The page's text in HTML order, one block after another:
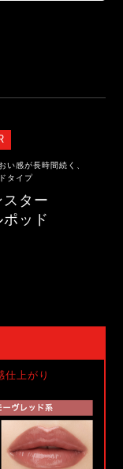
い感が長時間続く、
タイプ
スター
ッド
仕上がり